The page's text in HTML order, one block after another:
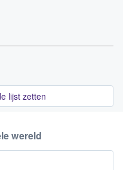
lijst zetten
wereld